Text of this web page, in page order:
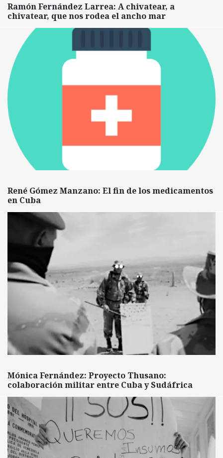
Ramón Fernández Larrea: A chivatear, a
chivatear, que nos rodea el ancho mar
René Gómez Manzano: El fin de los medicamentos
en Cuba
Mónica Fernández: Proyecto Thusano:
colaboración militar entre Cuba y Sudáfrica